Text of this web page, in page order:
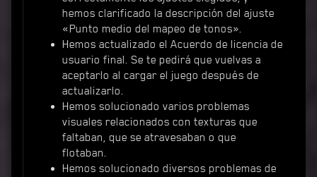
hemos clarificado la descripción del ajuste
«Punto medio del mapeo de tonos».
Hemos actualizado el Acuerdo de licencia de
usuario final. Se te pedirá que vuelvas a
aceptarlo al cargar el juego después de
actualizarlo.
Hemos solucionado varios problemas
visuales relacionados con texturas que
faltaban, que se atravesaban o que
flotaban.
Hemos solucionado diversos problemas de